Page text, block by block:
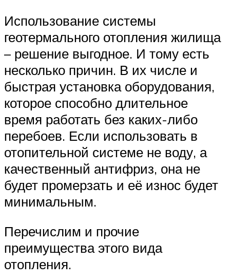
Использование системы
геотермального отопления жилища
– решение выгодное. И тому есть
несколько причин. В их числе и
быстрая установка оборудования,
которое способно длительное
время работать без каких-либо
перебоев. Если использовать в
отопительной системе не воду, а
качественный антифриз, она не
будет промерзать и её износ будет
минимальным.
Перечислим и прочие
преимущества этого вида
отопления.